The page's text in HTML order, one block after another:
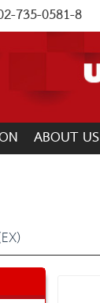
735-0581-8
ABOUT US